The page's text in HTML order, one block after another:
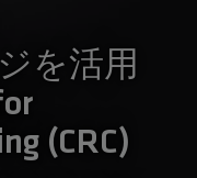
を活用
(CRC)